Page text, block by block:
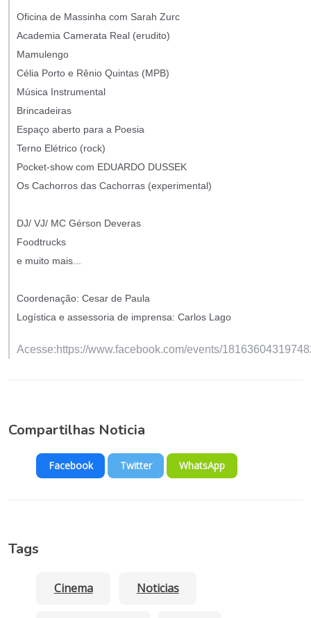
Oficina de Massinha com Sarah Zurc
Academia Camerata Real (erudito)
Mamulengo
Célia Porto e Rênio Quintas (MPB)
Música Instrumental
Brincadeiras
Espaço aberto para a Poesia
Terno Elétrico (rock)
Pocket-show com EDUARDO DUSSEK
Os Cachorros das Cachorras (experimental)
DJ/ VJ/ MC Gérson Deveras
Foodtrucks
e muito mais...
Coordenação: Cesar de Paula
Logística e assessoria de imprensa: Carlos Lago
Acesse:https://www.facebook.com/events/
Compartilhas Noticia
Facebook Twitter WhatsApp
Tags
Cinema Noticias